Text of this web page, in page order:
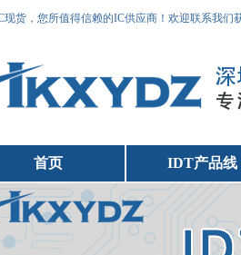
现货，您所值得信赖的IC供应商！欢迎联系我们
首页 IDT产品线